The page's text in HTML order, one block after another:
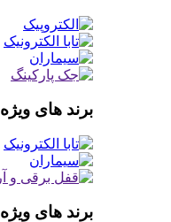
برند های ویژه
برند های ویژه